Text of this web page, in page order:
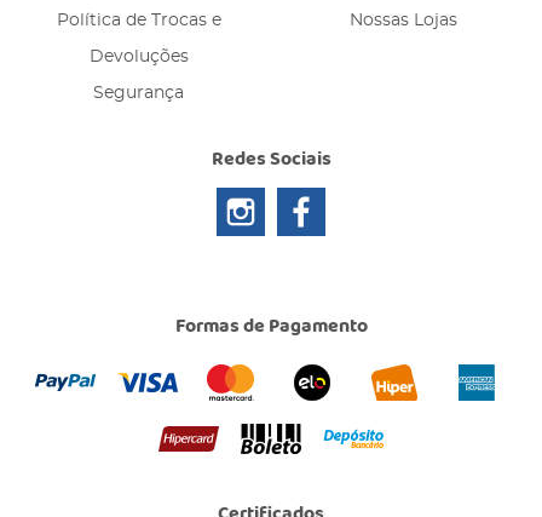
Política de Trocas e
Devoluções
Segurança
Nossas Lojas
Redes Sociais
Formas de Pagamento